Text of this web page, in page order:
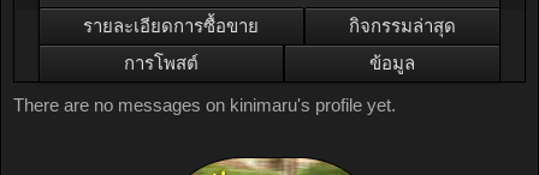
รายละเอียดการซื้อขาย
กิจกรรมล่าสุด
การโพสต์
ข้อมูล
There are no messages on kinimaru's profile yet.